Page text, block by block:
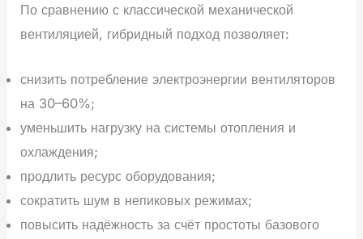
По сравнению с классической механической
вентиляцией, гибридный подход позволяет:
снизить потребление электроэнергии вентиляторов
на 30–60%;
уменьшить нагрузку на системы отопления и
охлаждения;
продлить ресурс оборудования;
сократить шум в непиковых режимах;
повысить надёжность за счёт простоты базового